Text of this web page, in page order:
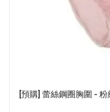
[預購] 蕾絲鋼圈胸圍 -